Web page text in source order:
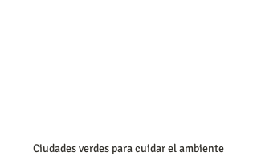
Ciudades verdes para cuidar el ambiente